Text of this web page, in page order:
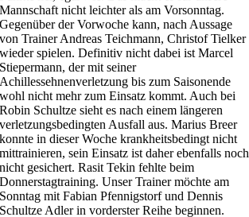
Mannschaft nicht leichter als am Vorsonntag.
Gegenüber der Vorwoche kann, nach Aussage
von Trainer Andreas Teichmann, Christof Tielker
wieder spielen. Definitiv nicht dabei ist Marcel
Stiepermann, der mit seiner
Achillessehnenverletzung bis zum Saisonende
wohl nicht mehr zum Einsatz kommt. Auch bei
Robin Schultze sieht es nach einem längeren
verletzungsbedingten Ausfall aus. Marius Breer
konnte in dieser Woche krankheitsbedingt nicht
mittrainieren, sein Einsatz ist daher ebenfalls noch
nicht gesichert. Rasit Tekin fehlte beim
Donnerstagtraining. Unser Trainer möchte am
Sonntag mit Fabian Pfennigstorf und Dennis
Schultze Adler in vorderster Reihe beginnen.